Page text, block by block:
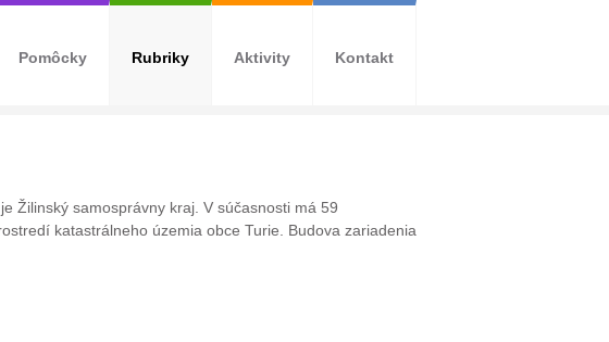
Žilinský samosprávny kraj. V súčasnosti má 59
katastrálneho územia obce Turie. Budova zariadenia
Pomôcky Rubriky Aktivity Kontakt